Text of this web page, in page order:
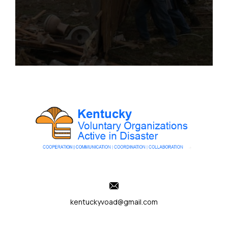
kentuckyvoad@gmail.com